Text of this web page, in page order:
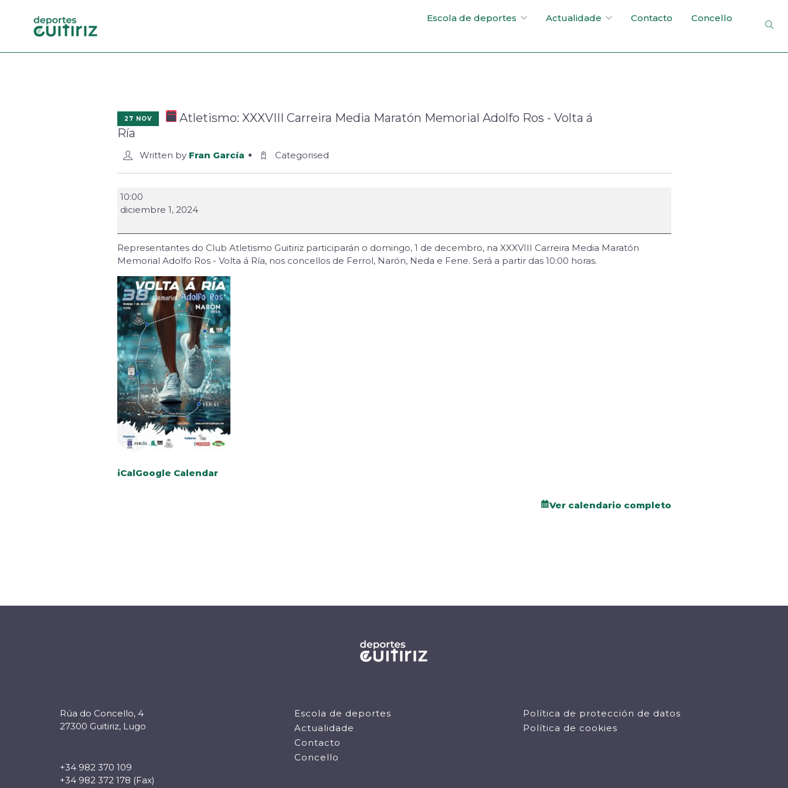
Escola de deportes Actualidade Contacto Concello
27 NOV
Atletismo: XXXVIII Carreira Media Maratón Memorial Adolfo Ros - Volta á
Ría
Written by Fran García Categorised
10:00
diciembre 1, 2024
Representantes do Club Atletismo Guitiriz participarán o domingo, 1 de decembro, na XXXVIII Carreira Media Maratón
Memorial Adolfo Ros - Volta á Ría, nos concellos de Ferrol, Narón, Neda e Fene. Será a partir das 10:00 horas.
iCalGoogle Calendar
Ver calendario completo
Rúa do Concello, 4
27300 Guitiriz, Lugo
+34 982 370 109
+34 982 372 178 (Fax)
Escola de deportes
Actualidade
Contacto
Concello
Política de protección de datos
Política de cookies